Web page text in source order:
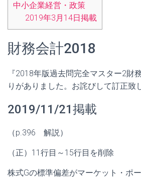
中小企業経営・政策
2019年3月14日掲載
財務会計2018
『2018年版過去問完全マスター2財
りがありました。お詫びして訂正致
2019/11/21掲載
（p.396 解説）
（正）11行目～15行目を削除
株式Gの標準偏差がマーケット・ポ